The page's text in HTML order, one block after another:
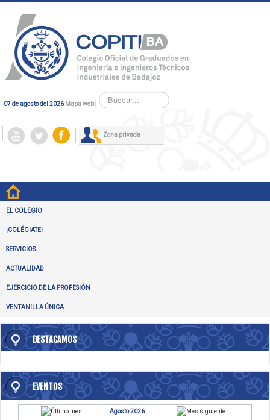
07 de agosto del 2026 Mapa web|
Buscar...
Zona privada
EL COLEGIO
¡COLÉGIATE!
SERVICIOS
ACTUALIDAD
EJERCICIO DE LA PROFESIÓN
VENTANILLA ÚNICA
DESTACAMOS
EVENTOS
Agosto 2026